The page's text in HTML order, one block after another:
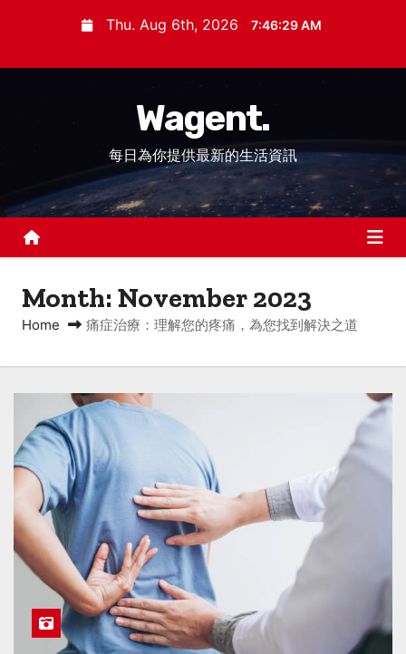
n
Thu. Aug 6th, 2026 7:46:29 AM
Wagent.
每日為你提供最新的生活資訊
Month: November 2023
Home 痛症治療：理解您的疼痛，為您找到解決之道